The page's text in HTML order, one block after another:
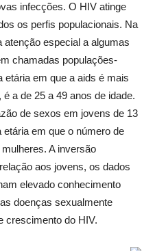
infecções. O HIV atinge
os perfis populacionais. Na
especial a algumas
chamadas populações-
etária em que a aids é mais
a de 25 a 49 anos de idade.
de sexos em jovens de 13
em que o número de
A inversão
aos jovens, os dados
elevado conhecimento
doenças sexualmente
crescimento do HIV.